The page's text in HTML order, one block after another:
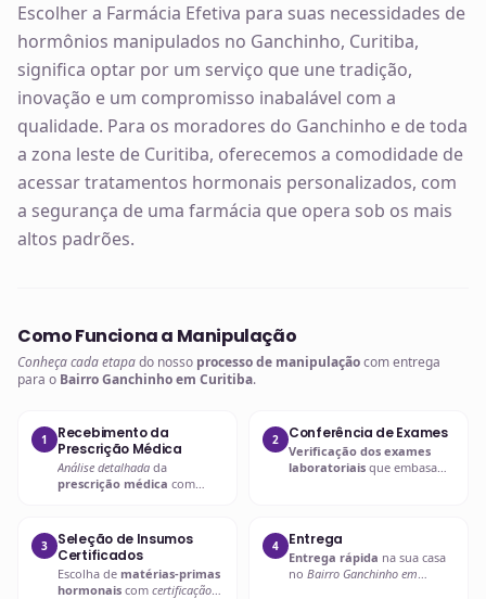
Escolher a Farmácia Efetiva para suas necessidades de
hormônios manipulados no Ganchinho, Curitiba,
significa optar por um serviço que une tradição,
inovação e um compromisso inabalável com a
qualidade. Para os moradores do Ganchinho e de toda
a zona leste de Curitiba, oferecemos a comodidade de
acessar tratamentos hormonais personalizados, com
a segurança de uma farmácia que opera sob os mais
altos padrões.
Como Funciona a Manipulação
Conheça cada etapado nosso processo de manipulaçãocom entrega
para o Bairro Ganchinho em Curitiba.
1
Recebimento da
Prescrição Médica
Análise detalhada da
prescrição médica com
2 Conferência de Exames
Verificação dos exames
laboratoriais que embasam
3
Seleção de Insumos
Certificados
Escolha de matérias-primas
hormonais com certificação
4 Entrega
Entrega rápida na sua casa
no Bairro Ganchinho em